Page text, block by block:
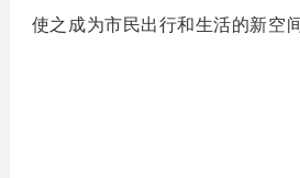
使之成为市民出行和生活的新空间